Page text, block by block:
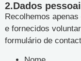
2.Dados
Recolhemos
e fornecidos
formulário de